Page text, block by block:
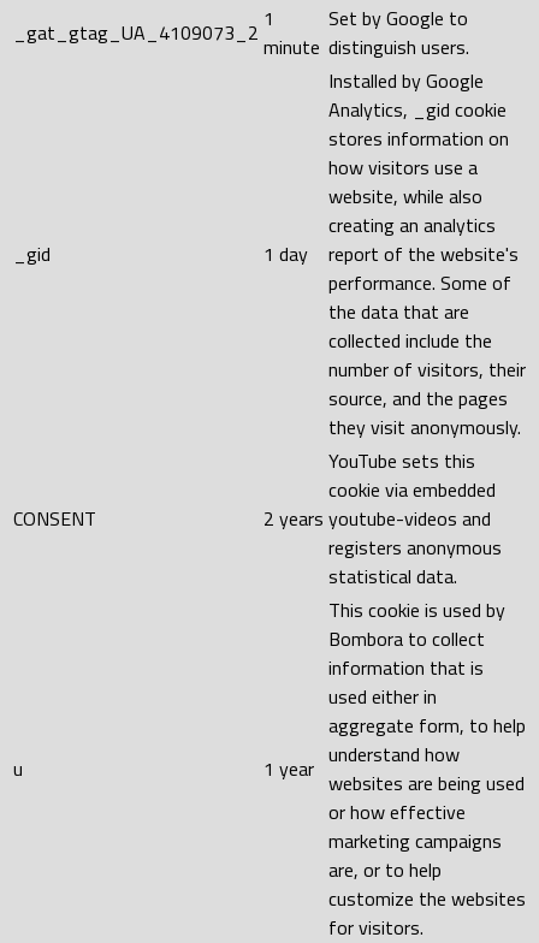
_gat_gtag_UA_4109073_2 1
minute
Set by Google to
distinguish users.
_gid 1 day
Installed by Google
Analytics, _gid cookie
stores information on
how visitors use a
website, while also
creating an analytics
report of the website's
performance. Some of
the data that are
collected include the
number of visitors, their
source, and the pages
they visit anonymously.
CONSENT 2 years
YouTube sets this
cookie via embedded
youtube-videos and
registers anonymous
statistical data.
u 1 year
This cookie is used by
Bombora to collect
information that is
used either in
aggregate form, to help
understand how
websites are being used
or how effective
marketing campaigns
are, or to help
customize the websites
for visitors.